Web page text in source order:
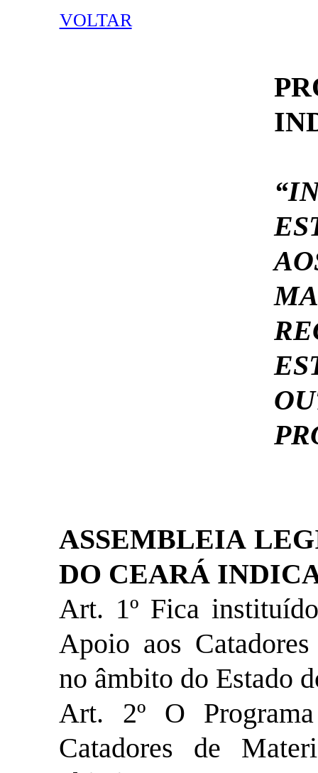
VOLTAR
ASSEMBLEIA
DO CEARÁ
Art. 1º Fica
Apoio aos
no âmbito do Estado
Art. 2º O
Catadores de